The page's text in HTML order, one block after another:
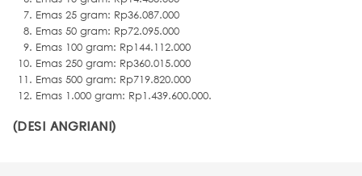
Emas 25 gram: Rp36.087.000
Emas 50 gram: Rp72.095.000
Emas 100 gram: Rp144.112.000
Emas 250 gram: Rp360.015.000
Emas 500 gram: Rp719.820.000
Emas 1.000 gram: Rp1.439.600.000.
(DESI ANGRIANI)